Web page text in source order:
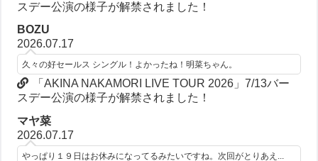
スデー公演の様子が解禁されました！
BOZU
2026.07.17
久々の好セールス シングル！よかったね！明菜ちゃん。
「AKINA NAKAMORI LIVE TOUR 2026」7/13バー
スデー公演の様子が解禁されました！
マヤ菜
2026.07.17
やっぱり１９日はお休みになってるみたいですね。次回がとりあえ...